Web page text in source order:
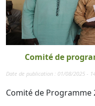
Comité de
Date de publication : 01/08/2025 -
Comité de Programme